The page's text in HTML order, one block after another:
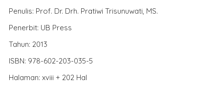
Penulis: Prof. Dr. Drh. Pratiwi Trisunuwati, MS.
Penerbit: UB Press
Tahun: 2013
ISBN: 978-602-203-035-5
Halaman: xviii + 202 Hal